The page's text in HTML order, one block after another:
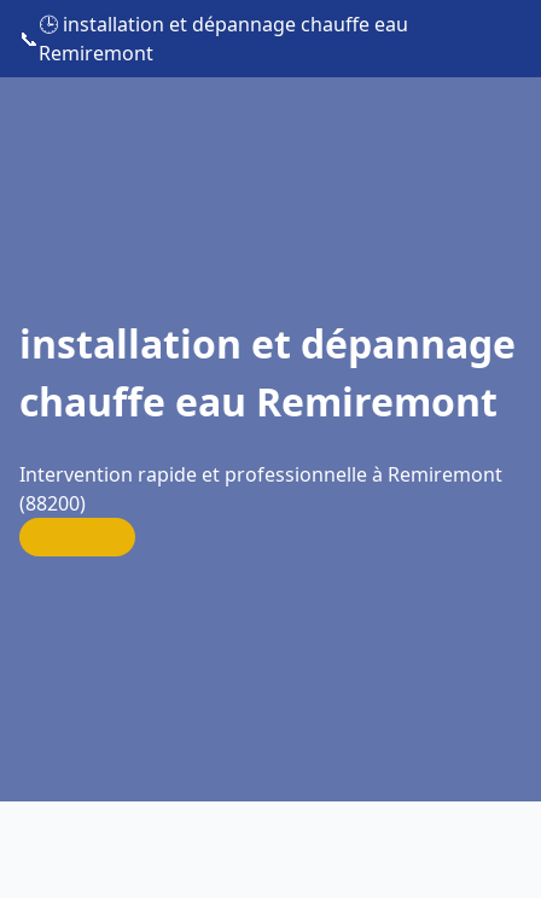
📞
🕒 installation et dépannage chauffe eau
Remiremont
installation et dépannage
chauffe eau Remiremont
Intervention rapide et professionnelle à Remiremont
(88200)